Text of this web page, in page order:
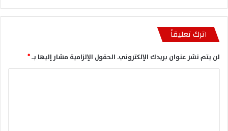
اترك تعليقاً
لن يتم نشر عنوان بريدك الإلكتروني. الحقول الإلزامية مشار إليها بـ*